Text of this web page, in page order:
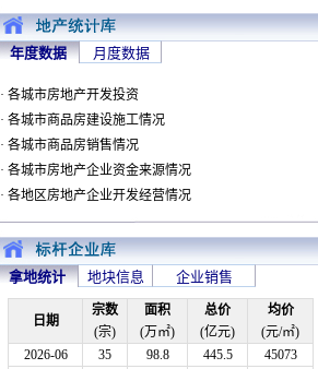
年度数据 月度数据
· 各城市房地产开发投资
· 各城市商品房建设施工情况
· 各城市商品房销售情况
· 各城市房地产企业资金来源情况
· 各地区房地产企业开发经营情况
拿地统计 地块信息 企业销售
日期
宗数
(宗)
面积
(万㎡)
总价
(亿元)
均价
(元/㎡)
2026-06
35 98.8 445.5
45073